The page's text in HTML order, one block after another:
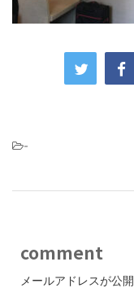
-
comment
メールアドレスが公